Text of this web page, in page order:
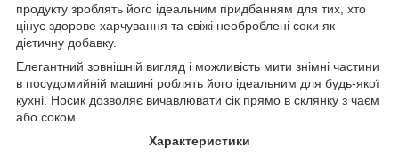
продукту зроблять його ідеальним придбанням для тих, хто
цінує здорове харчування та свіжі необроблені соки як
дієтичну добавку.
Елегантний зовнішній вигляд і можливість мити знімні частини
в посудомийній машині роблять його ідеальним для будь-якої
кухні. Носик дозволяє вичавлювати сік прямо в склянку з чаєм
або соком.
Характеристики